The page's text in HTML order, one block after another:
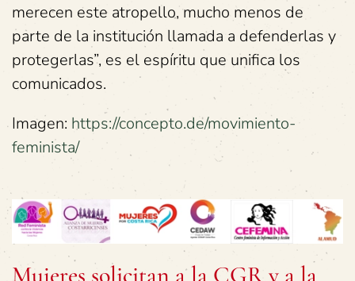
merecen este atropello, mucho menos de
parte de la institución llamada a defenderlas y
protegerlas”, es el espíritu que unifica los
comunicados.
Imagen: https://concepto.de/movimiento-
feminista/